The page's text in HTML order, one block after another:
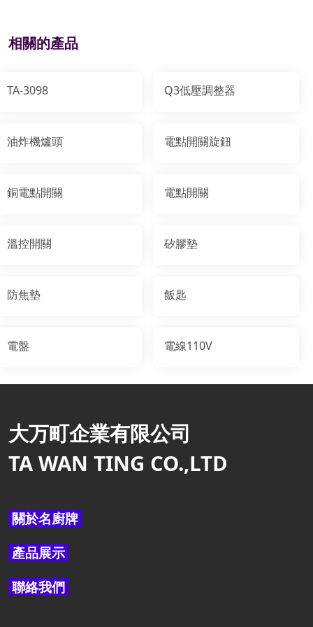
相關的產品
TA-3098 Q3低壓調整器
油炸機爐頭 電點開關旋鈕
銅電點開關 電點開關
溫控開關 矽膠墊
防焦墊 飯匙
電盤 電線110V
大万町企業有限公司
TA WAN TING CO.,LTD
關於名廚牌
產品展示
聯絡我們